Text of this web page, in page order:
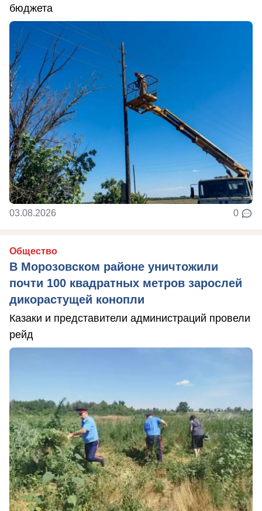
бюджета
03.08.2026 0
Общество
В Морозовском районе уничтожили
почти 100 квадратных метров зарослей
дикорастущей конопли
Казаки и представители администраций провели
рейд